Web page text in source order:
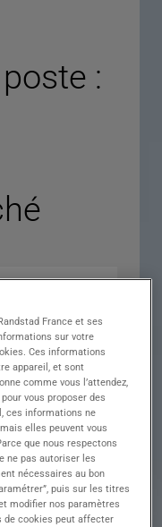
:
()
France et ses
sur votre
Ces informations
appareil, et sont
comme vous l’attendez,
vous proposer des
ces informations ne
elles peuvent vous
que nous respectons
ne pas autoriser les
nécessaires au bon
puis sur les titres
modifier nos paramètres
de cookies peut affecter